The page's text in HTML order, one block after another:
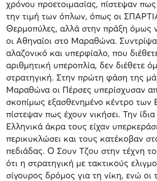
χρόνου προετοιμασίας, πίστεψαν
την τιμή των όπλων, όπως οι
Θερμοπύλες, αλλά στην πράξη όμως
οι Αθηναίοι στο Μαραθώνα.
αλαζονικό και υπερφίαλο, που
αριθμητική υπεροπλία, δεν διέθετε
στρατηγική. Στην πρώτη φάση της
Μαραθώνα οι Πέρσες υπερίσχυσαν
σκοπίμως εξασθενημένο κέντρο των
πίστεψαν πως έχουν νικήσει. Την
Ελληνικά άκρα τους είχαν
περικυκλώσει και τους κατέκοβαν
πεδιάδας. Ο Σουν Τζου στην τέχνη
ότι η στρατηγική με τακτικούς
σίγουρος δρόμος για τη νίκη, ενώ οι